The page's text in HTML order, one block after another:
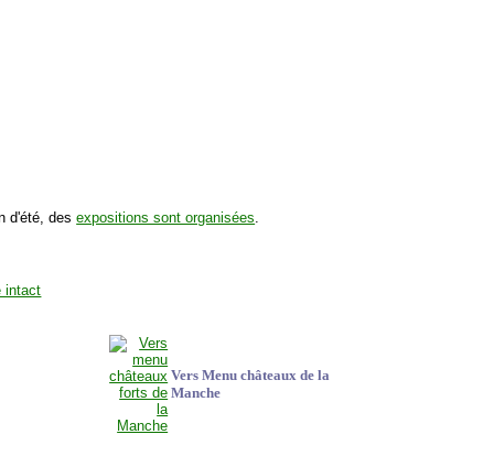
d'été, desexpositions sont organisées.
Vers Menu châteaux de la
Manche